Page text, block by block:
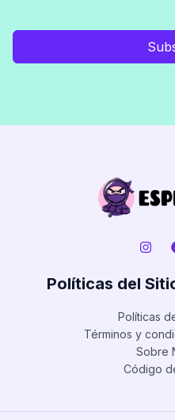
Políticas del
Políticas
Términos y
Sobre
Código